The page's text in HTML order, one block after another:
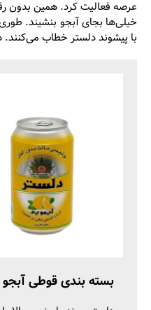
عرصه فعالیت کرد. همین
خیلی‌ها بجای آبجو بنشیند.
با پیشوند دلستر خطاب
بسته بندی قوطی